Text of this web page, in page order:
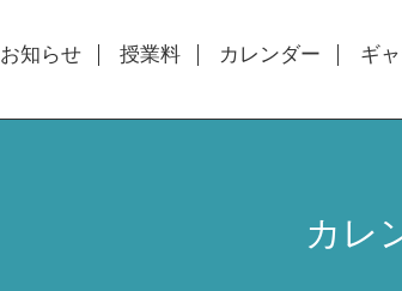
お知らせ 授業料 カレンダー ギ
カレ